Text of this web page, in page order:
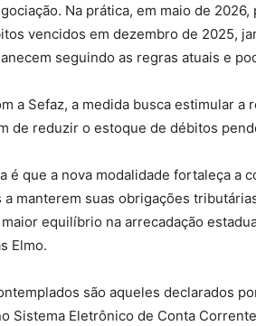
Na prática, em maio de
vencidos em dezembro de 2025,
seguindo as regras atuais e
a Sefaz, a medida busca estimular
de reduzir o estoque de débitos
é que a nova modalidade fortaleça a
manterem suas obrigações
equilíbrio na arrecadação
Elmo.
são aqueles declarados
Sistema Eletrônico de Conta